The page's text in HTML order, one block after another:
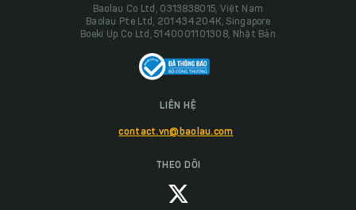
Baolau Co Ltd, 0313838015, Việt Nam
Baolau Pte Ltd, 201434204K, Singapore
Boeki Up Co Ltd, 5140001101308, Nhật Bản
LIÊN HỆ
contact.vn@baolau.com
THEO DÕI